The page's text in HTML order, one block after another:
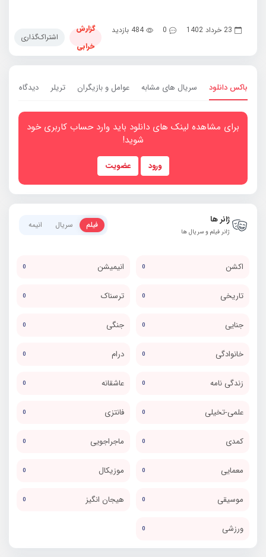
23 خرداد 1402 0 484 بازدید
گزارش
خرابی
اشتراک‌گذاری
باکس دانلود سریال های مشابه عوامل و بازیگران تریلر دیدگاه ها
برای مشاهده لینک های دانلود باید وارد حساب کاربری خود
شوید!
ورود عضویت
ژانر ها
ژانر فیلم و سریال ها
فیلم سریال انیمه
اکشن 0 انیمیشن 0
تاریخی 0 ترسناک 0
جنایی 0 جنگی 0
خانوادگی 0 درام 0
زندگی نامه 0 عاشقانه 0
علمی-تخیلی 0 فانتزی 0
کمدی 0 ماجراجویی 0
معمایی 0 موزیکال 0
موسیقی 0 هیجان انگیز 0
ورزشی 0